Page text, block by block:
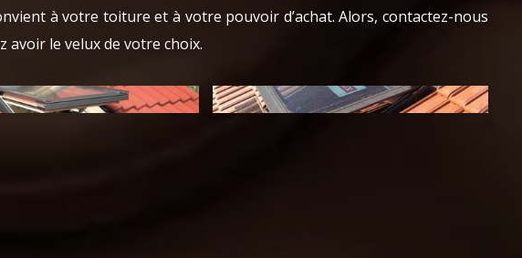
à votre toiture et à votre pouvoir d’achat. Alors, contactez-nous
avoir le velux de votre choix.